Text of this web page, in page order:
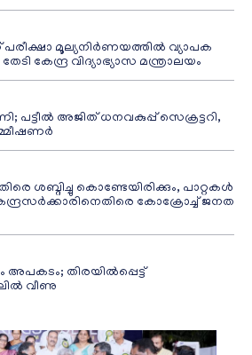
പരീക്ഷാ മൂല്യനിർണയത്തിൽ വ്യാപക
കേന്ദ്ര വിദ്യാഭ്യാസ മന്ത്രാലയം
പട്ടീല്‍ അജിത് ധനവകുപ്പ് സെക്രട്ടറി,
ശബ്ദിച്ചു കൊണ്ടേയിരിക്കും, പാറ്റകൾ
കേന്ദ്രസർക്കാരിനെതിരെ കോക്രോച്ച് ജനത
തിരയിൽപ്പെട്ട്
വീണു